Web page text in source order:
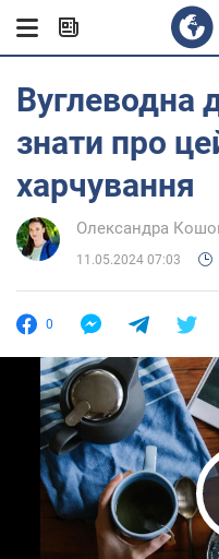
Вуглеводна
знати про
харчування
Олександра
11.05.2024 07:03
0